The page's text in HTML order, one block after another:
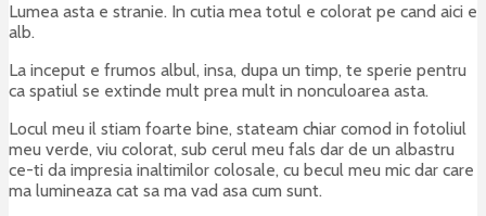
Lumea asta e stranie. In cutia mea totul e colorat pe cand aici e
alb.
La inceput e frumos albul, insa, dupa un timp, te sperie pentru
ca spatiul se extinde mult prea mult in nonculoarea asta.
Locul meu il stiam foarte bine, stateam chiar comod in fotoliul
meu verde, viu colorat, sub cerul meu fals dar de un albastru
ce-ti da impresia inaltimilor colosale, cu becul meu mic dar care
ma lumineaza cat sa ma vad asa cum sunt.